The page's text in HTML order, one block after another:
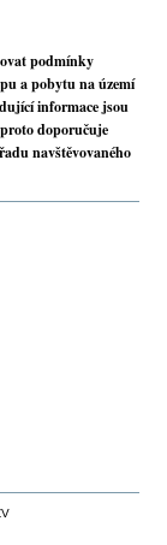
podmínky
a pobytu na území
informace jsou
doporučuje
navštěvovaného